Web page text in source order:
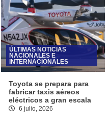
ÚLTIMAS NOTICIAS
NACIONALES E
INTERNACIONALES
Toyota se prepara para
fabricar taxis aéreos
eléctricos a gran escala
6 julio, 2026